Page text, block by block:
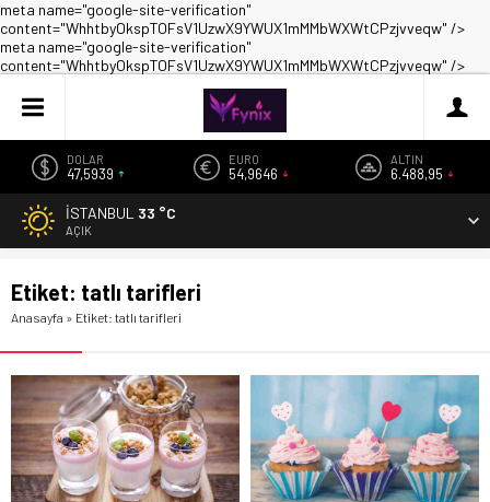
meta name="google-site-verification"
content="WhhtbyOkspTOFsV1UzwX9YWUX1mMMbWXWtCPzjvveqw" />
meta name="google-site-verification"
content="WhhtbyOkspTOFsV1UzwX9YWUX1mMMbWXWtCPzjvveqw" />
DOLAR
47,5939
EURO
54,9646
ALTIN
6.488,95
İSTANBUL 33 °C
AÇIK
Etiket: tatlı tarifleri
Anasayfa » Etiket: tatlı tarifleri